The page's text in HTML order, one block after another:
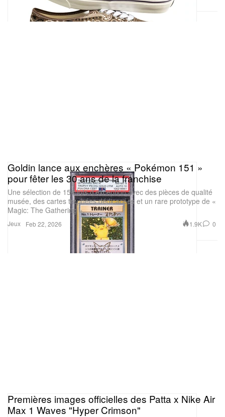
Jeux
Goldin lance aux enchères « Pokémon 151 »
pour fêter les 30 ans de la franchise
Une sélection de 151 lots d’exception avec des pièces de qualité
musée, des cartes trophées dédicacées et un rare prototype de «
Magic: The Gathering ».
Feb 22, 2026 1.9K 0
Premières images officielles des Patta x Nike Air
Max 1 Waves "Hyper Crimson"